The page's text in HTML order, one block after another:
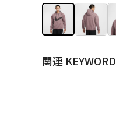
関連 KEYWORD